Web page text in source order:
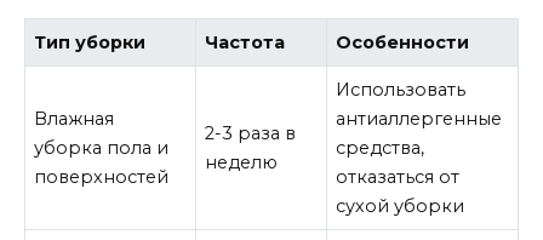
Тип уборки Частота Особенности
Влажная
уборка пола и
поверхностей
2-3 раза в
неделю
Использовать
антиаллергенные
средства,
отказаться от
сухой уборки